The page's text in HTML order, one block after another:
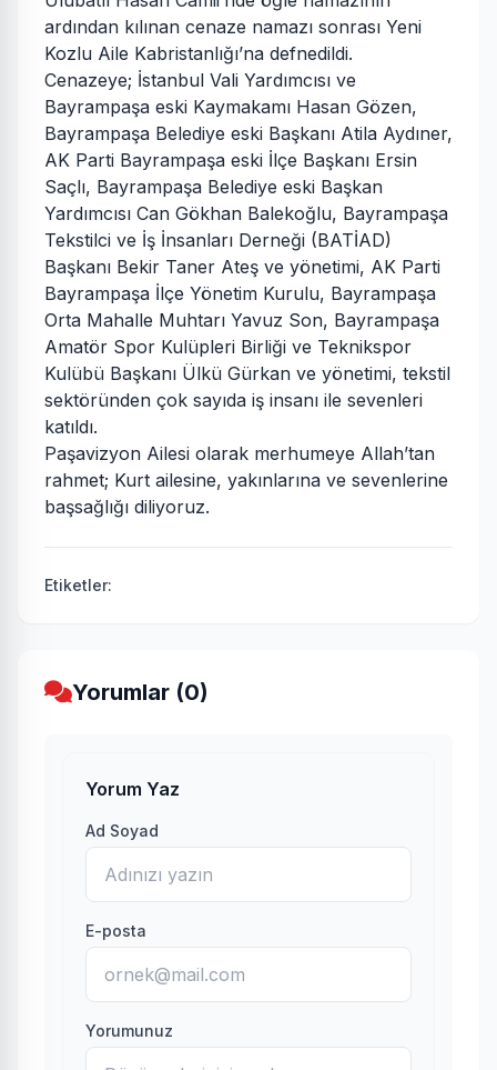
ardından kılınan cenaze namazı sonrası Yeni
Kozlu Aile Kabristanlığı’na defnedildi.
Cenazeye; İstanbul Vali Yardımcısı ve
Bayrampaşa eski Kaymakamı Hasan Gözen,
Bayrampaşa Belediye eski Başkanı Atila Aydıner,
AK Parti Bayrampaşa eski İlçe Başkanı Ersin
Saçlı, Bayrampaşa Belediye eski Başkan
Yardımcısı Can Gökhan Balekoğlu, Bayrampaşa
Tekstilci ve İş İnsanları Derneği (BATİAD)
Başkanı Bekir Taner Ateş ve yönetimi, AK Parti
Bayrampaşa İlçe Yönetim Kurulu, Bayrampaşa
Orta Mahalle Muhtarı Yavuz Son, Bayrampaşa
Amatör Spor Kulüpleri Birliği ve Teknikspor
Kulübü Başkanı Ülkü Gürkan ve yönetimi, tekstil
sektöründen çok sayıda iş insanı ile sevenleri
katıldı.
Paşavizyon Ailesi olarak merhumeye Allah’tan
rahmet; Kurt ailesine, yakınlarına ve sevenlerine
başsağlığı diliyoruz.
Etiketler:
Yorumlar (0)
Yorum Yaz
Ad Soyad
E-posta
Yorumunuz